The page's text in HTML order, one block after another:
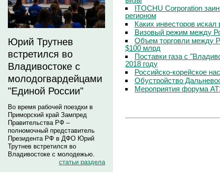
Юрий Трутнев
встретился во
Владивостоке с
молодогвардейцами
"Единой России"
Во время рабочей поездки в
Приморский край Зампред
Правительства РФ –
полномочный представитель
Президента РФ в ДФО Юрий
Трутнев встретился во
Владивостоке с молодежью.
статьи раздела
ITOCHU Corporation
регионом
Каких инвесторов искал
Визовый режим между
Объем торговли между
$100 млрд
Поставки газа с
2018 году
Российско-корейское
Обустройство
Мероприятия форума